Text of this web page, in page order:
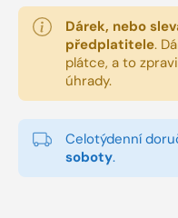
Dárek, nebo
předplatitele.
plátce, a to
úhrady.
Celotýdenní
soboty.